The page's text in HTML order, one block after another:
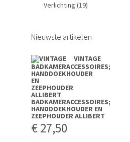
Verlichting (19)
Nieuwste artikelen
VINTAGE
BADKAMERACCESSOIRES;
HANDDOEKHOUDER EN
ZEEPHOUDER ALLIBERT
€27,50